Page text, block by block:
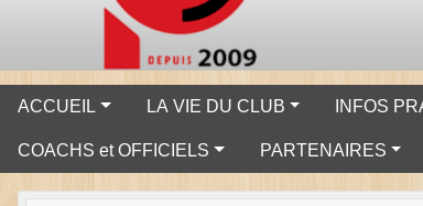
ACCUEIL LA VIE DU CLUB INFOS
COACHS et OFFICIELS PARTENAIRES